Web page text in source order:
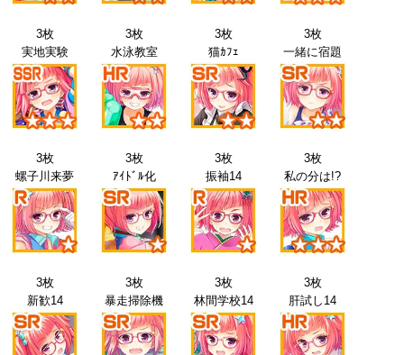
3枚
実地実験
3枚
水泳教室
3枚
猫ｶﾌｪ
3枚
一緒に宿題
3枚
螺子川来夢
3枚
ｱｲﾄﾞﾙ化
3枚
振袖14
3枚
私の分は!?
3枚
新歓14
3枚
暴走掃除機
3枚
林間学校14
3枚
肝試し14